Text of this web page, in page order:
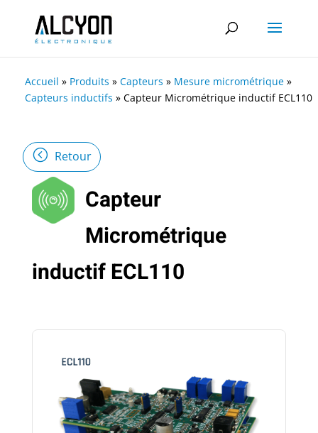
Accueil » Produits » Capteurs » Mesure micrométrique »
Capteurs inductifs » Capteur Micrométrique inductif ECL110
Retour
Capteur
Micrométrique
inductif ECL110